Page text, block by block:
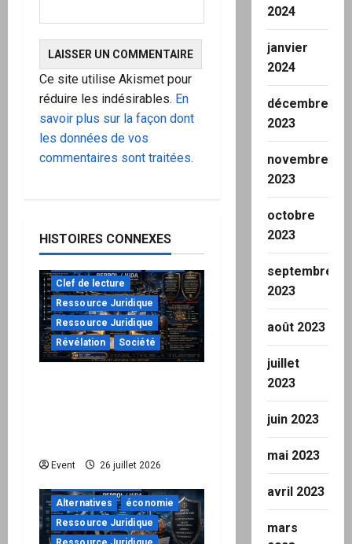
Ce site utilise Akismet pour
réduire les indésirables. En
savoir plus sur la façon dont
les données de vos
commentaires sont traitées.
HISTOIRES CONNEXES
Clef de lecture
Ressource Juridique
Ressource Juridique
Révélation
Société
Event 26 juillet 2026
"URGENT"
Alternatives
économie
Ressource Juridique
2024
janvier
2024
décembre
2023
novembre
2023
octobre
2023
septembre
2023
août 2023
juillet
2023
juin 2023
mai 2023
avril 2023
mars